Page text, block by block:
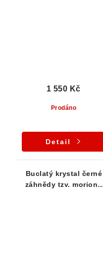
Prodáno
1 550 Kč
Detail
Buclatý krystal černé
záhnědy tzv. morion -